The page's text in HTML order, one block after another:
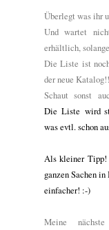
Überlegt was ihr
Und wartet
erhältlich,
Die Liste ist
der neue
Schaut sonst
Die Liste wird
was evtl. schon
Als kleiner
ganzen Sachen
einfacher! :-)
Meine